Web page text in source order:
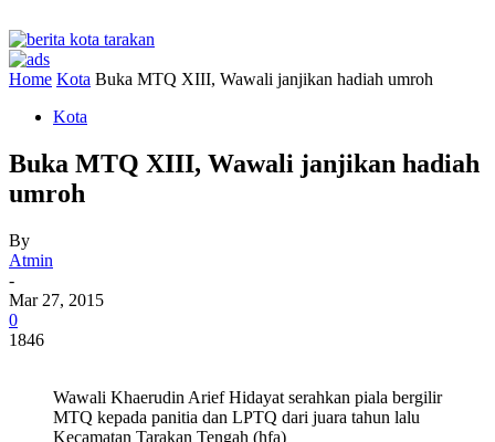
Home Kota Buka MTQ XIII, Wawali janjikan hadiah umroh
Kota
Buka MTQ XIII, Wawali janjikan hadiah
umroh
By
Atmin
-
Mar 27, 2015
0
1846
Wawali Khaerudin Arief Hidayat serahkan piala bergilir
MTQ kepada panitia dan LPTQ dari juara tahun lalu
Kecamatan Tarakan Tengah (hfa)